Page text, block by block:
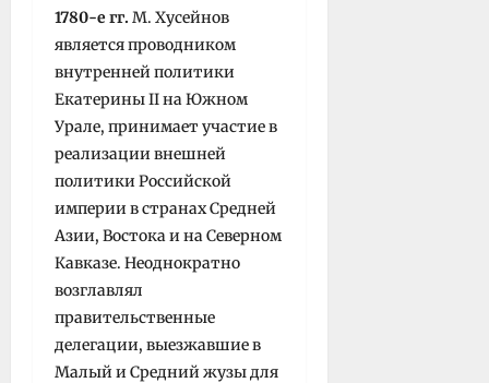
1780-е гг. М. Xусейнов
является проводником
внутренней политики
Екатерины II на Южном
Урале, принимает участие в
реализации внешней
политики Российской
империи в странах Средней
Азии, Восто­ка и на Северном
Кавказе. Неоднократно
возглавлял
правительственные
делегации, выезжавшие в
Малый и Средний жузы для